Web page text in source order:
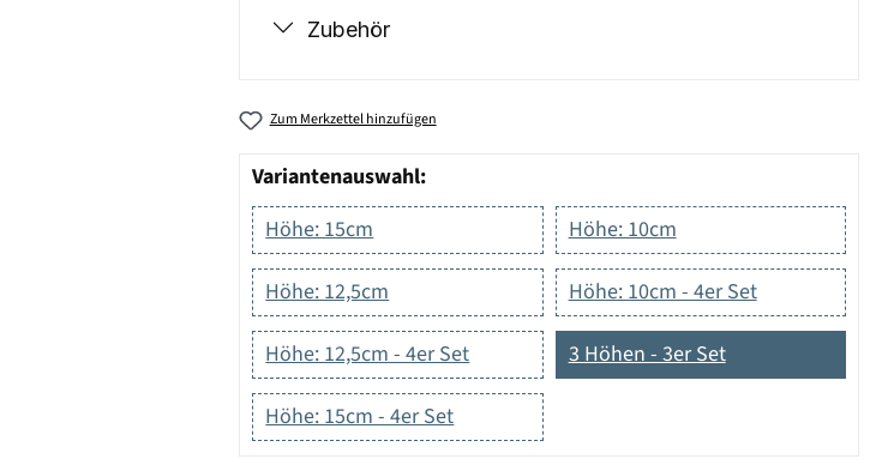
Zubehör
Zum Merkzettel hinzufügen
Variantenauswahl:
Höhe: 15cm
Höhe: 10cm
Höhe: 12,5cm Höhe: 10cm - 4er Set
Höhe: 12,5cm - 4er Set 3 Höhen - 3er Set
Höhe: 15cm - 4er Set